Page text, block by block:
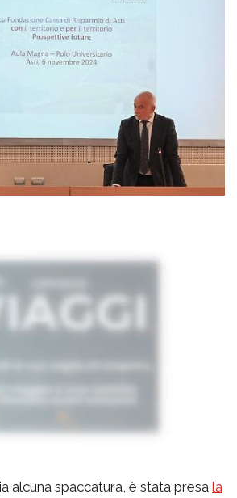
alcuna spaccatura, è stata presa la